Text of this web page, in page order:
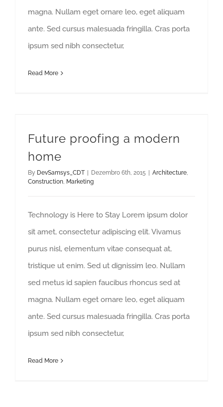
magna. Nullam eget ornare leo, eget aliquam
ante. Sed cursus malesuada fringilla. Cras porta
ipsum sed nibh consectetur,
Read More
Future proofing a modern
home
By DevSamsys_CDT | Dezembro 6th, 2015 | Architecture
Construction Marketing
Technology is Here to Stay Lorem ipsum dolor
sit amet, consectetur adipiscing elit. Vivamus
purus nisl, elementum vitae consequat at,
tristique ut enim. Sed ut dignissim leo. Nullam
sed metus id sapien faucibus rhoncus sed at
magna. Nullam eget ornare leo, eget aliquam
ante. Sed cursus malesuada fringilla. Cras porta
ipsum sed nibh consectetur,
Read More